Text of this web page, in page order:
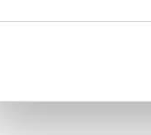
Deze cookies